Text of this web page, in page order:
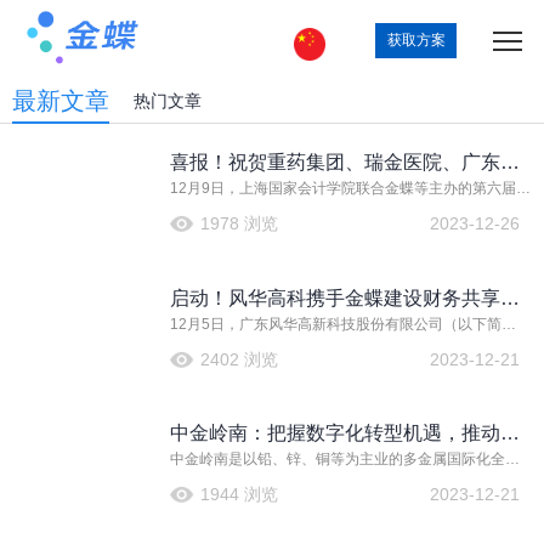
获取方案
最新文章 热门文章
喜报！祝贺重药集团、瑞金医院、广东机
场集团荣获智能财务最佳实践奖
12月9日，上海国家会计学院联合金蝶等主办的第六届智
型、智能财务最佳实践、智能财务基础理论以及智能财
2023-12-26
1978 浏览
启动！风华高科携手金蝶建设财务共享中
心，赋能高质量发展
12月5日，广东风华高新科技股份有限公司（以下简
称“金蝶”）顺利召开风华高科财务共享服务中心项目启动
2023-12-21
2402 浏览
中金岭南：把握数字化转型机遇，推动高
质量发展
中金岭南是以铅、锌、铜等为主业的多金属国际化全产
在数字中国和对标世界一流财务管理建设背景下，中金
2023-12-21
1944 浏览